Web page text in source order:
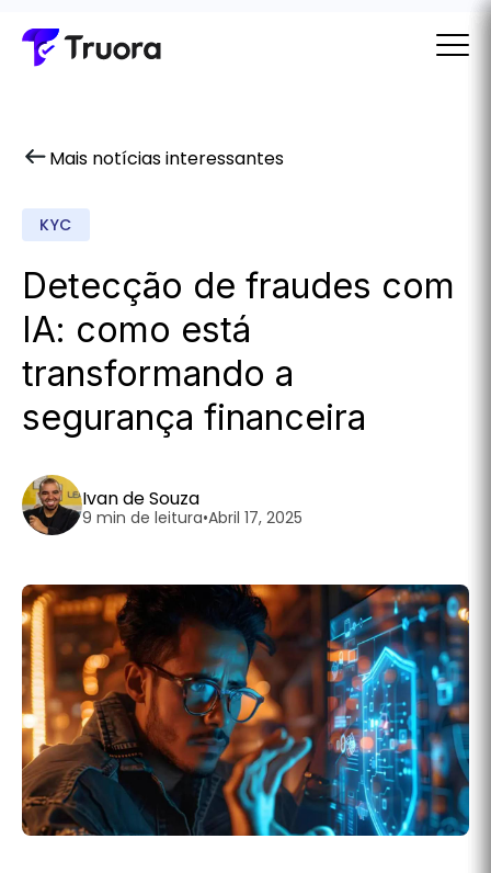
Mais notícias interessantes
KYC
Detecção de fraudes com
IA​: como está
transformando a
segurança financeira
Ivan de Souza
9 min de leitura•Abril 17, 2025